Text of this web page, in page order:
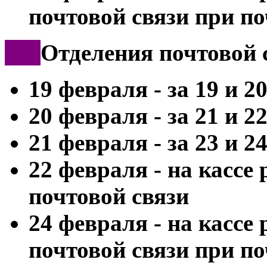
почтовой связи при
Отделения почтовой
19 февраля - за 19 и
20 февраля - за 21 и
21 февраля - за 23 и
22 февраля - на
почтовой связи
24 февраля - на
почтовой связи при